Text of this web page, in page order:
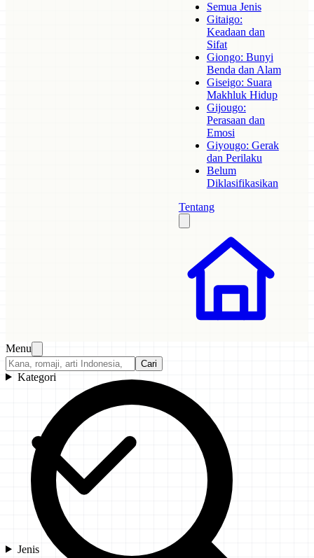
Semua Jenis
Gitaigo:
Keadaan dan
Sifat
Giongo: Bunyi
Benda dan Alam
Giseigo: Suara
Makhluk Hidup
Gijougo:
Perasaan dan
Emosi
Giyougo: Gerak
dan Perilaku
Belum
Diklasifikasikan
Tentang
Menu
Cari
Kategori
Jenis